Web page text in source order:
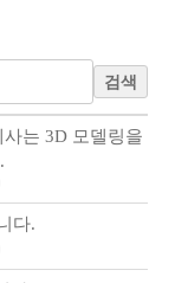
검색
는 3D 모델링을
다.